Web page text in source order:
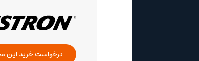
درخواست خرید این